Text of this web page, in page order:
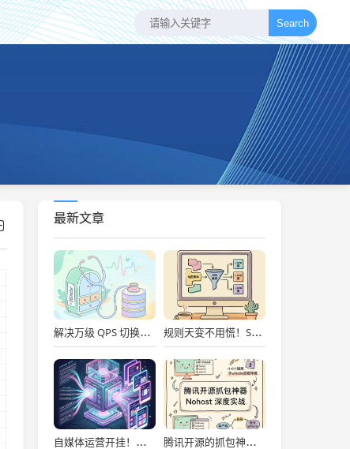
Search
最新文章
解决万级 QPS 切换抖动！开源 DBDoctor 实战：内核级数据库性能洞察与慢 SQL 自动优化 规则天变不用慌！Spring Boot + Groovy 动态脚本实战：秒级上线、Metaspace防爆舱与安全沙箱治理
自媒体运营开挂！吹爆宝玉老师自媒体提效神器，小红书信息图、幻灯片一键秒级生成！ 腾讯开源的抓包神器，让前端彻底告别频繁切环境的噩梦！